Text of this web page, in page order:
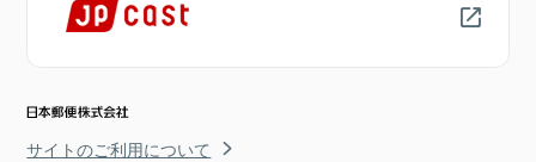
サイトのご利用について